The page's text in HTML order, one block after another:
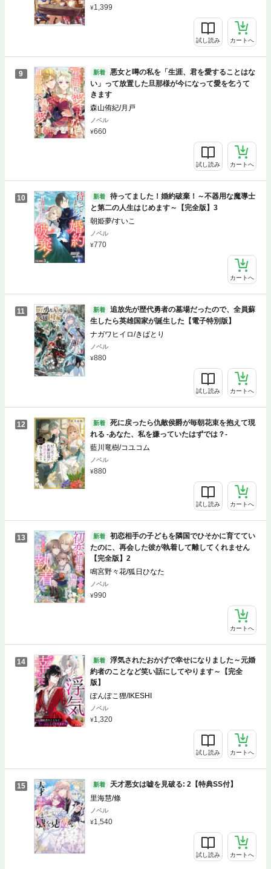
1,399
試し読み カートへ
9 新着
悪女と噂の私を「生涯、君を愛することはな
い」って放置した旦那様が今になって愛を乞うて
きます
森山侑紀/月戸
ノベル
660
試し読み カートへ
10 新着
待ってました！婚約破棄！～不器用な魔導士
と第二の人生はじめます～【完全版】3
朝姫夢/すいこ
ノベル
770
カートへ
11 新着
追放先が歴代勇者の墓場だったので、全員蘇
生したら英雄国家が誕生した【電子特別版】
ナガワヒイロ/きばとり
ノベル
880
試し読み カートへ
12 新着
死に戻ったら仇敵侯爵が毎朝花束を抱えて現
れる -あなた、私を嫌っていたはずでは？-
藍川竜樹/コユコム
ノベル
880
試し読み カートへ
13 新着
初恋相手の子どもを隣国でひそかに育ててい
たのに、再会した彼が執着して離してくれません
【完全版】2
鳴宮野々花/狐日ひなた
ノベル
990
カートへ
14 新着
浮気されたおかげで幸せになりました～元婚
約者のことなど笑い話にしてやります～【完全
版】
ぽんぽこ狸/IKESHI
ノベル
1,320
試し読み カートへ
15 新着
天才悪女は嘘を見破る: 2【特典SS付】
里海慧/條
ノベル
1,540
試し読み カートへ